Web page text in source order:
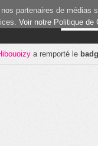
en ligne
a remporté le
partenaires de médias
Voir notre Politique de